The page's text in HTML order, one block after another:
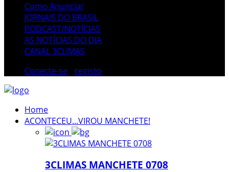
Como Anunciar
JORNAIS DO BRASIL
PODCAST/NOTÍCIAS
AS NOTÍCIAS DO DIA
CANAL 3CLIMAS
Conecte-se
registo
Home
ACONTECEU...VIROU MANCHETE!
3CLIMAS MANCHETE 0708